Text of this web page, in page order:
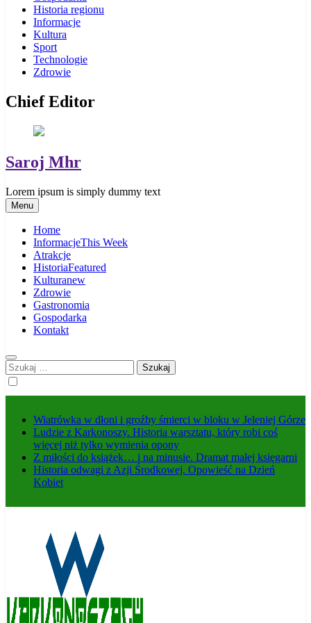
Historia regionu
Informacje
Kultura
Sport
Technologie
Zdrowie
Chief Editor
Saroj Mhr
Lorem ipsum is simply dummy text
Menu
Home
InformacjeThis Week
Atrakcje
HistoriaFeatured
Kulturanew
Zdrowie
Gastronomia
Gospodarka
Kontakt
Szukaj:
Wiatrówka w dłoni i groźby śmierci w bloku w Jeleniej Górze
Ludzie z Karkonoszy. Historia warsztatu, który robi coś
więcej niż tylko wymienia opony
Z miłości do książek… i na minusie. Dramat małej księgarni
Historia odwagi z Azji Środkowej. Opowieść na Dzień
Kobiet